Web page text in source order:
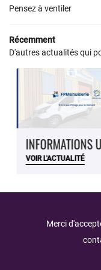
CONTACT
Pensez à ventiler
Récemment
D'autres actualités qui
INFORMATIONS
VOIR L'ACTUALITÉ
Merci